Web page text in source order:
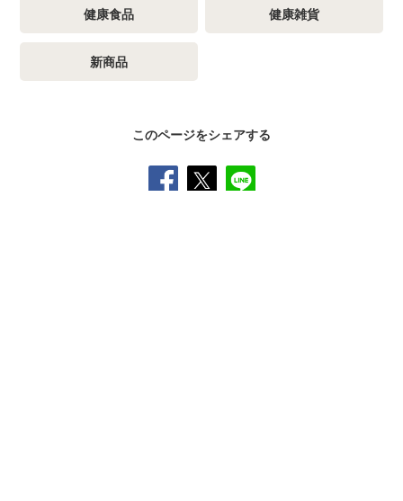
健康食品 健康雑貨
新商品
このページをシェアする